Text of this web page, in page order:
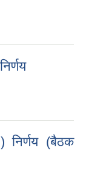
निर्णय (बैठक